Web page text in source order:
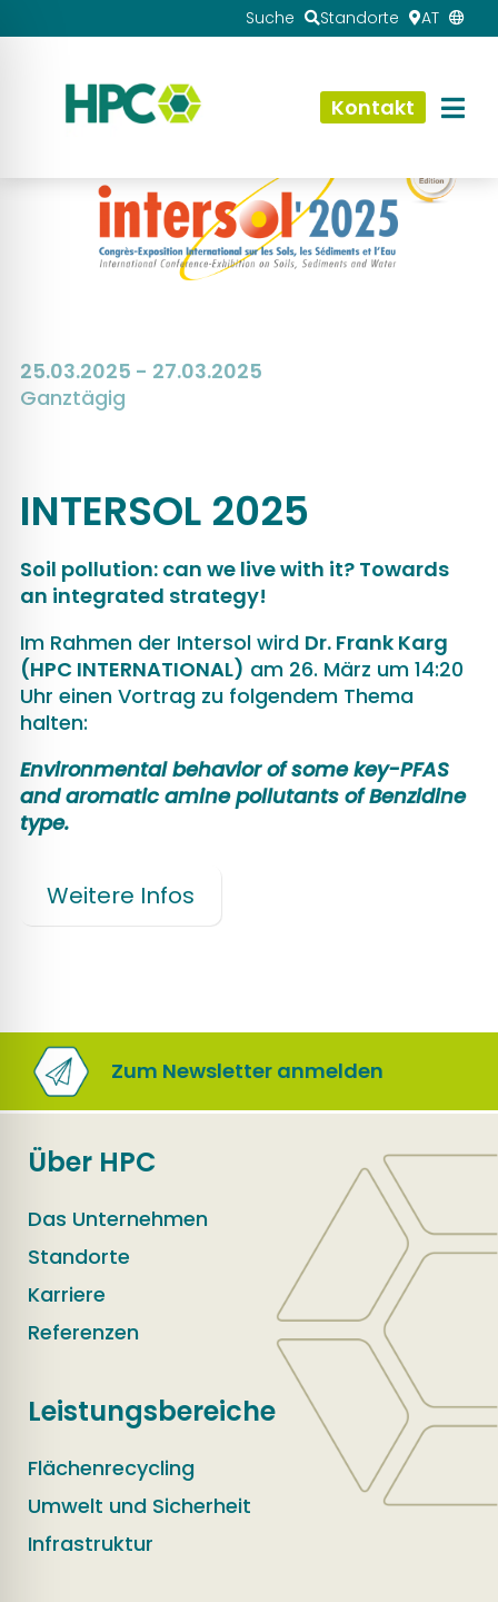
Suche Standorte AT
Kontakt
25.03.2025 - 27.03.2025
Ganztägig
INTERSOL 2025
Soil pollution: can we live with it? Towards
an integrated strategy!
Im Rahmen der Intersol wird Dr. Frank Karg
(HPC INTERNATIONAL) am 26. März um 14:20
Uhr einen Vortrag zu folgendem Thema
halten:
Environmental behavior of some key-PFAS
and aromatic amine pollutants of Benzidine
type.
Weitere Infos
Zum Newsletter anmelden
Über HPC
Das Unternehmen
Standorte
Karriere
Referenzen
Leistungsbereiche
Flächenrecycling
Umwelt und Sicherheit
Infrastruktur